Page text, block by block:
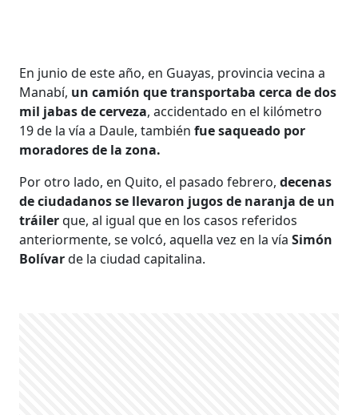
En junio de este año, en Guayas, provincia vecina a
Manabí, un camión que transportaba cerca de dos
mil jabas de cerveza, accidentado en el kilómetro
19 de la vía a Daule, también fue saqueado por
moradores de la zona.
Por otro lado, en Quito, el pasado febrero, decenas
de ciudadanos se llevaron jugos de naranja de un
tráilerque, al igual que en los casos referidos
anteriormente, se volcó, aquella vez en la víaSimón
Bolívarde la ciudad capitalina.